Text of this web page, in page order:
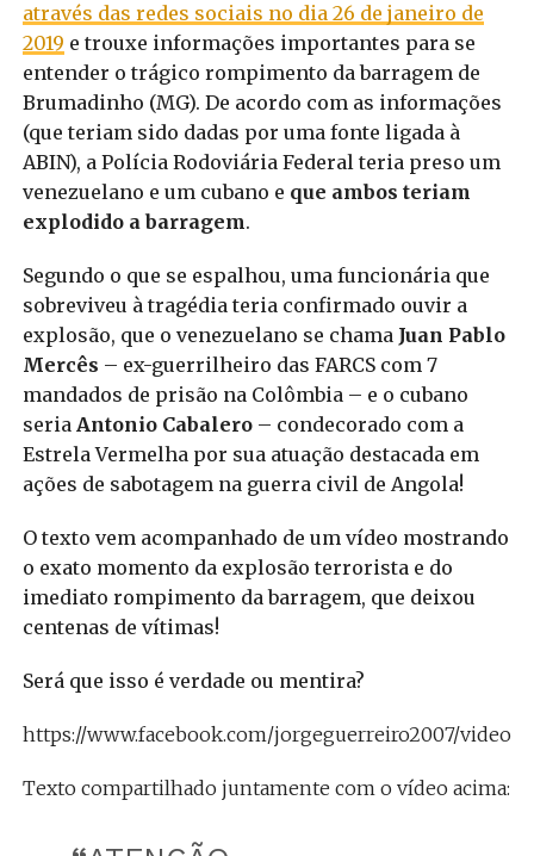
através das redes sociais no dia 26 de janeiro de
2019 e trouxe informações importantes para se
entender o trágico rompimento da barragem de
Brumadinho (MG). De acordo com as informações
(que teriam sido dadas por uma fonte ligada à
ABIN), a Polícia Rodoviária Federal teria preso um
venezuelano e um cubano e que ambos teriam
explodido a barragem.
Segundo o que se espalhou, uma funcionária que
sobreviveu à tragédia teria confirmado ouvir a
explosão, que o venezuelano se chama Juan Pablo
Mercês – ex-guerrilheiro das FARCS com 7
mandados de prisão na Colômbia – e o cubano
seria Antonio Cabalero– condecorado com a
Estrela Vermelha por sua atuação destacada em
ações de sabotagem na guerra civil de Angola!
O texto vem acompanhado de um vídeo mostrando
o exato momento da explosão terrorista e do
imediato rompimento da barragem, que deixou
centenas de vítimas!
Será que isso é verdade ou mentira?
https://www.facebook.com/jorgeguerreiro2007/videos/
Texto compartilhado juntamente com o vídeo acima: